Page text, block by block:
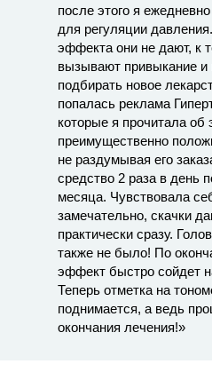
после этого я
для регуляции
эффекта они не дают, к
вызывают привыкание и
подбирать новое
попалась реклама
которые я прочитала
преимущественно
не раздумывая его
средство 2 раза в день
месяца. Чувствовала
замечательно, скачки
практически сразу.
также не было! По
эффект быстро сойдет
Теперь отметка на
поднимается, а ведь
окончания лечения!»